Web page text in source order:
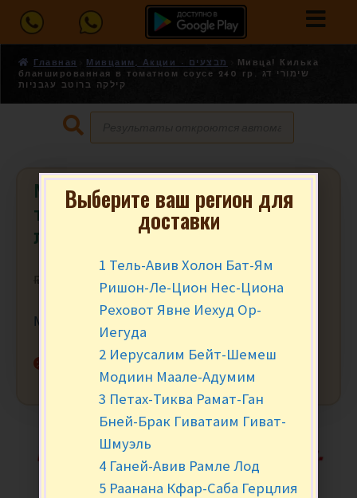
Главная Мивцаим, Акции - מבצעים
Мивца! Килька
бланшированная в томатном соусе 240 гр. שימורי דג
קילקה ברוטב עגבניות
Мивца! Килька бланшированная в
томатном соусе 240 гр. שימורי דג
קילקה ברוטב עגבניות
₪ ₪ 4.95
Мивца от 2 шт.
Нет в наличии
Выберите ваш регион для
доставки
1 Тель-Авив Холон Бат-Ям
Ришон-Ле-Цион Нес-Циона
Реховот Явне Иехуд Ор-
Иегуда
2 Иерусалим Бейт-Шемеш
Модиин Маале-Адумим
3 Петах-Тиква Рамат-Ган
Бней-Брак Гиватаим Гиват-
Шмуэль
4 Ганей-Авив Рамле Лод
5 Раанана Кфар-Саба Герцлия